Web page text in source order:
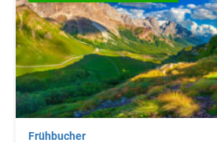
Frühbucher